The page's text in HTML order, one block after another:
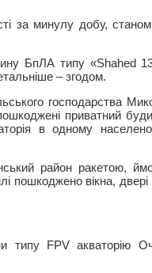
за минулу добу,
БпЛА типу «Shahed
– згодом.
господарства
приватний
в одному
район ракетою,
пошкоджено вікна,
FPV акваторію